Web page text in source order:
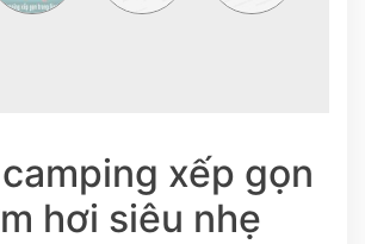
xếp gọn
hơi siêu nhẹ